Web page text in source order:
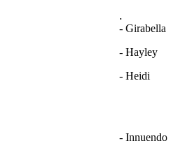
.
- Girabella
- Hayley
-
Junior
Junior
- Innuendo :